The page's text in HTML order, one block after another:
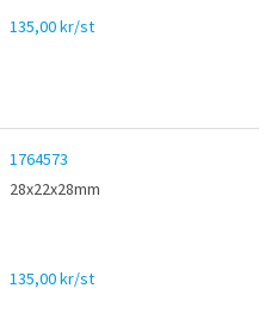
135,00 kr/st
1764573
28x22x28mm
135,00 kr/st